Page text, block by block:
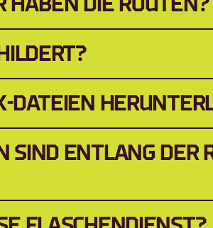
HABEN DIE ROUTEN?
DATEIEN
SIND ENTLANG DER